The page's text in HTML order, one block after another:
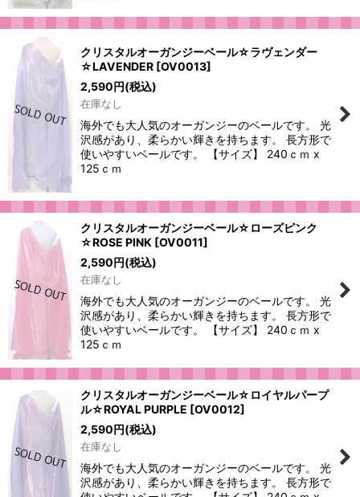
クリスタルオーガンジーベール☆ラヴェンダー
☆LAVENDER [OV0013]
2,590円(税込)
在庫なし
海外でも大人気のオーガンジーのベールです。 光
沢感があり、柔らかい輝きを持ちます。 長方形で
使いやすいベールです。 【サイズ】 240ｃｍ x
125ｃｍ
クリスタルオーガンジーベール☆ローズピンク
☆ROSE PINK [OV0011]
2,590円(税込)
在庫なし
海外でも大人気のオーガンジーのベールです。 光
沢感があり、柔らかい輝きを持ちます。 長方形で
使いやすいベールです。 【サイズ】 240ｃｍ x
125ｃｍ
クリスタルオーガンジーベール☆ロイヤルパープ
ル☆ROYAL PURPLE [OV0012]
2,590円(税込)
在庫なし
海外でも大人気のオーガンジーのベールです。 光
沢感があり、柔らかい輝きを持ちます。 長方形で